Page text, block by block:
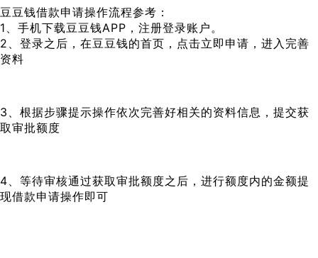
豆豆钱借款申请操作流程参考：
1、手机下载豆豆钱APP，注册登录账户。
2、登录之后，在豆豆钱的首页，点击立即申请，进入完善
资料
3、根据步骤提示操作依次完善好相关的资料信息，提交获
取审批额度
4、等待审核通过获取审批额度之后，进行额度内的金额提
现借款申请操作即可